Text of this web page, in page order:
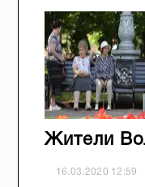
Жители
16.03.2020 12:59